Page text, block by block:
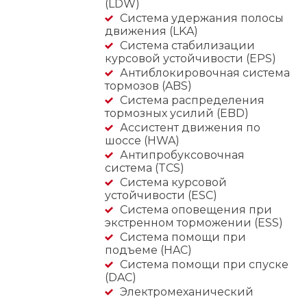
(LDW)
Система удержания полосы
движения (LKA)
Система стабилизации
курсовой устойчивости (EPS)
Антиблокировочная система
тормозов (ABS)
Система распределения
тормозных усилий (EBD)
Ассистент движения по
шоссе (HWA)
Антипробуксовочная
система (TCS)
Система курсовой
устойчивости (ESC)
Система оповещения при
экстренном торможении (ESS)
Система помощи при
подъеме (HAC)
Система помощи при спуске
(DAC)
Электромеханический